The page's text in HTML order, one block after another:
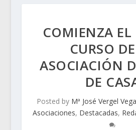
COMIENZA EL
CURSO
ASOCIACIÓN
DE
Posted by Mª José Vergel Vega
Asociaciones, Destacadas,